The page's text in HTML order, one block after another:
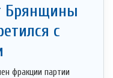
Брянщины
с
фракции партии